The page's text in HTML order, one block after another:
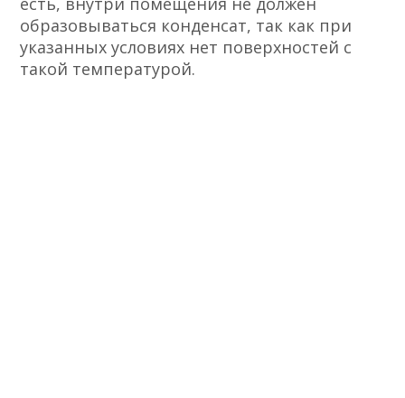
образовываться конденсат, так как при
указанных условиях нет поверхностей с
такой температурой.